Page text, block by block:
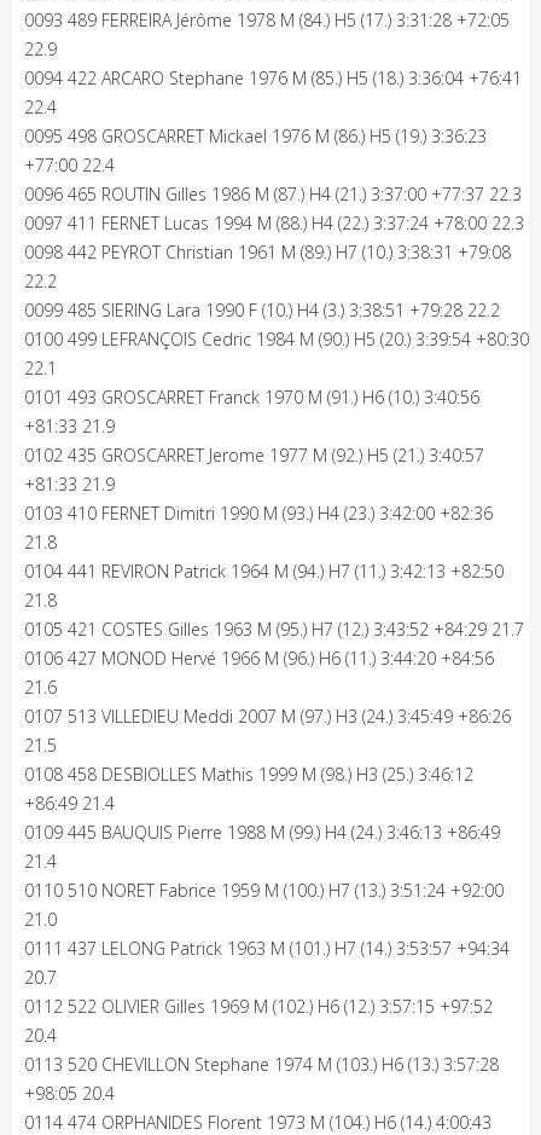
0093 489 FERREIRA Jérôme 1978 M (84.) H5 (17.) 3:31:28 +72:05
22.9
0094 422 ARCARO Stephane 1976 M (85.) H5 (18.) 3:36:04 +76:41
22.4
0095 498 GROSCARRET Mickael 1976 M (86.) H5 (19.) 3:36:23
+77:00 22.4
0096 465 ROUTIN Gilles 1986 M (87.) H4 (21.) 3:37:00 +77:37 22.3
0097 411 FERNET Lucas 1994 M (88.) H4 (22.) 3:37:24 +78:00 22.3
0098 442 PEYROT Christian 1961 M (89.) H7 (10.) 3:38:31 +79:08
22.2
0099 485 SIERING Lara 1990 F (10.) H4 (3.) 3:38:51 +79:28 22.2
0100 499 LEFRANÇOIS Cedric 1984 M (90.) H5 (20.) 3:39:54 +80:30
22.1
0101 493 GROSCARRET Franck 1970 M (91.) H6 (10.) 3:40:56
+81:33 21.9
0102 435 GROSCARRET Jerome 1977 M (92.) H5 (21.) 3:40:57
+81:33 21.9
0103 410 FERNET Dimitri 1990 M (93.) H4 (23.) 3:42:00 +82:36
21.8
0104 441 REVIRON Patrick 1964 M (94.) H7 (11.) 3:42:13 +82:50
21.8
0105 421 COSTES Gilles 1963 M (95.) H7 (12.) 3:43:52 +84:29 21.7
0106 427 MONOD Hervé 1966 M (96.) H6 (11.) 3:44:20 +84:56
21.6
0107 513 VILLEDIEU Meddi 2007 M (97.) H3 (24.) 3:45:49 +86:26
21.5
0108 458 DESBIOLLES Mathis 1999 M (98.) H3 (25.) 3:46:12
+86:49 21.4
0109 445 BAUQUIS Pierre 1988 M (99.) H4 (24.) 3:46:13 +86:49
21.4
0110 510 NORET Fabrice 1959 M (100.) H7 (13.) 3:51:24 +92:00
21.0
0111 437 LELONG Patrick 1963 M (101.) H7 (14.) 3:53:57 +94:34
20.7
0112 522 OLIVIER Gilles 1969 M (102.) H6 (12.) 3:57:15 +97:52
20.4
0113 520 CHEVILLON Stephane 1974 M (103.) H6 (13.) 3:57:28
+98:05 20.4
0114 474 ORPHANIDES Florent 1973 M (104.) H6 (14.) 4:00:43